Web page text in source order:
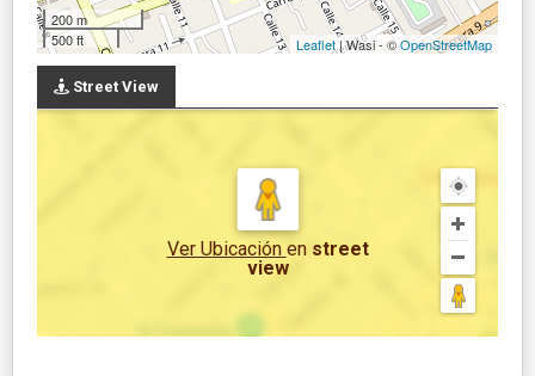
200 m
500 ft
Leaflet| Wasi - ©OpenStreetMap
Street View
Ver Ubicación en street
view